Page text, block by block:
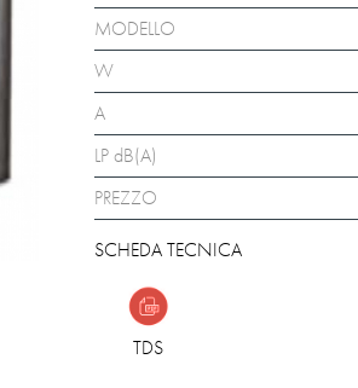
MODELLO
W
A
LP dB(A)
PREZZO
SCHEDA TECNICA
TDS